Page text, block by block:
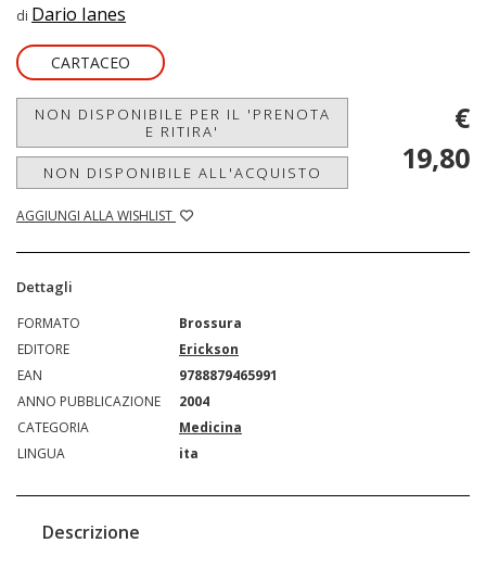
di Dario Ianes
CARTACEO
NON DISPONIBILE PER IL 'PRENOTA
E RITIRA'
NON DISPONIBILE ALL'ACQUISTO
AGGIUNGI ALLA WISHLIST
€
19,80
Dettagli
FORMATO
Brossura
EDITORE
Erickson
EAN
9788879465991
ANNO PUBBLICAZIONE
2004
CATEGORIA
Medicina
LINGUA
ita
Descrizione